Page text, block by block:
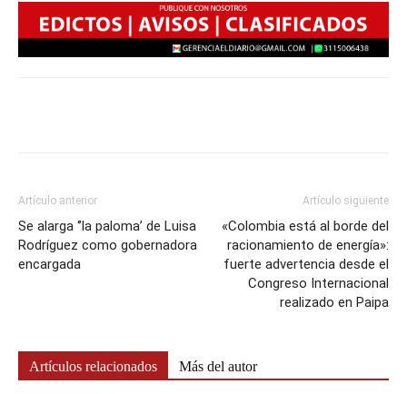
Artículo anterior
Se alarga ‘’la paloma’ de Luisa
Rodríguez como gobernadora
encargada
Artículo siguiente
«Colombia está al borde del
racionamiento de energía»:
fuerte advertencia desde el
Congreso Internacional
realizado en Paipa
Artículos relacionados Más del autor